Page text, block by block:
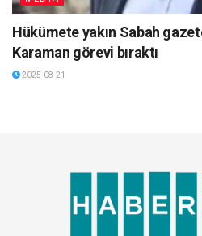
Hükümete yakın Sabah
Karaman görevi bıraktı
2025-08-21